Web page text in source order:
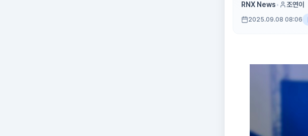
RNX News• 조연이
2025.09.08 08:06